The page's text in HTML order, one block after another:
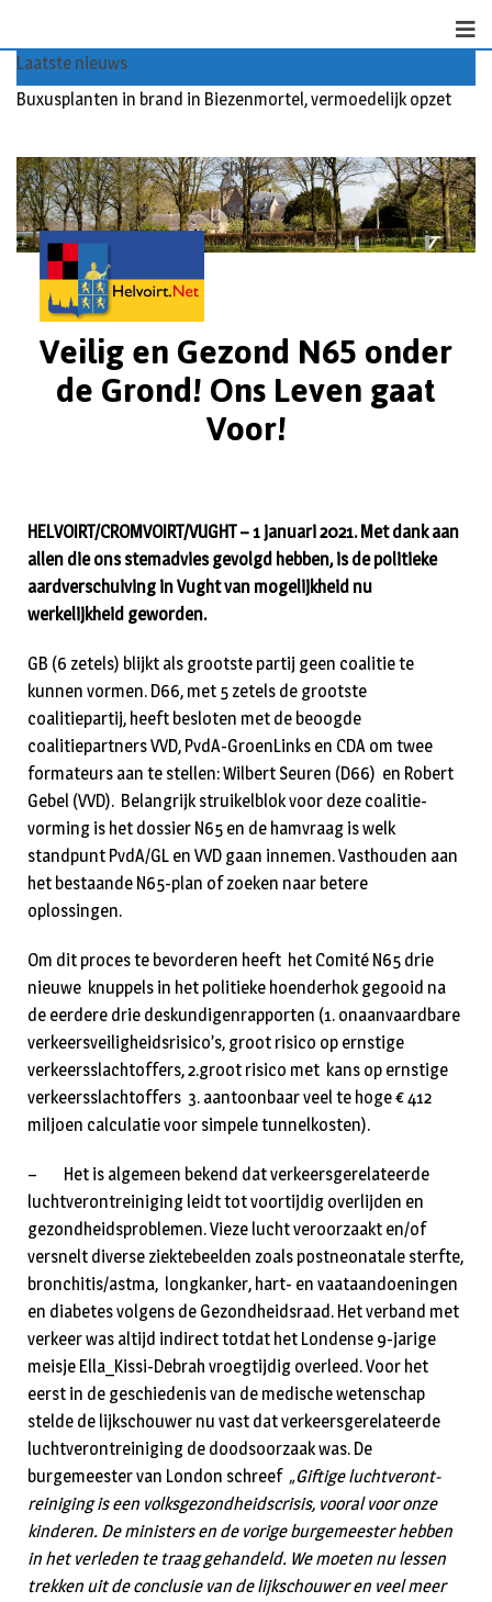
Laatste nieuws
Buxusplanten in brand in Biezenmortel, vermoedelijk opzet
Slider1
Veilig en Gezond N65 onder
de Grond! Ons Leven gaat
Voor!
HELVOIRT/CROMVOIRT/VUGHT – 1 januari 2021. Met dank aan
allen die ons stemadvies gevolgd hebben, is de politieke
aardver­schui­ving in Vught van mogelijkheid nu
werkelijkheid geworden.
GB (6 zetels) blijkt als grootste partij geen coalitie te
kunnen vormen. D66, met 5 zetels de grootste
coalitiepartij, heeft besloten met de beoogde
coalitiepartners VVD, PvdA-GroenLinks en CDA om twee
formateurs aan te stellen: Wilbert Seuren (D66) en Robert
Gebel (VVD). Belangrijk struikel­blok voor deze coalitie­
vorming is het dossier N65 en de hamvraag is welk
standpunt PvdA­/­GL en VVD gaan innemen. Vasthouden aan
het bestaande N65-plan of zoeken naar betere
oplossingen.
Om dit proces te bevorderen heeft het Comité N65 drie
nieuwe knuppels in het politieke hoenderhok gegooid na
de eerdere drie deskundigenrapporten (1. onaanvaardbare
verkeersveiligheidsrisico’s, groot risico op ernstige
verkeersslachtoffers, 2.groot risico met kans op ernstige
verkeersslachtoffers 3. aantoonbaar veel te hoge € 412
miljoen calculatie voor simpele tunnelkosten).
– Het is algemeen bekend dat verkeersgerelateerde
luchtverontreiniging leidt tot voortijdig over­lij­den en
gezondheidsproblemen. Vieze lucht veroorzaakt en/of
versnelt diverse ziektebeelden zoals postneonatale sterfte,
bronchitis/astma, longkanker, hart- en vaataandoeningen
en diabe­tes vol­gens de Gezondheidsraad. Het verband met
verkeer was altijd indirect totdat het Londen­se 9-jarige
meisje Ella_Kissi-Debrah vroegtijdig overleed. Voor het
eerst in de geschiedenis van de me­dische wetenschap
stelde de lijkschouwer nu vast dat verkeersgerelateerde
luchtver­ont­rei­ni­ging de doodsoorzaak was. De
burgemeester van London schreef „Giftige luchtver­ont­
reiniging is een volksgezondheidscrisis, vooral voor onze
kinderen. De ministers en de vori­ge burgemeester heb­ben
in het verleden te traag gehandeld. We moeten nu lessen
trekken uit de conclusie van de lijkschouwer en veel meer